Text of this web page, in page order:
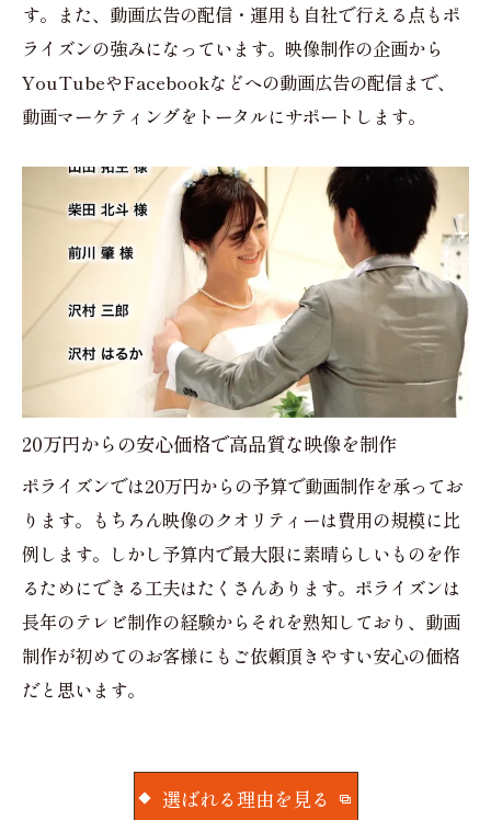
す。また、動画広告の配信・運用も自社で行える点もポ
ライズンの強みになっています。映像制作の企画から
YouTubeやFacebookなどへの動画広告の配信まで、
動画マーケティングをトータルにサポートします。
20万円からの安心価格で高品質な映像を制作
ポライズンでは20万円からの予算で動画制作を承ってお
ります。もちろん映像のクオリティーは費用の規模に比
例します。しかし予算内で最大限に素晴らしいものを作
るためにできる工夫はたくさんあります。ポライズンは
長年のテレビ制作の経験からそれを熟知しており、動画
制作が初めてのお客様にもご依頼頂きやすい安心の価格
だと思います。
選ばれる理由を見る